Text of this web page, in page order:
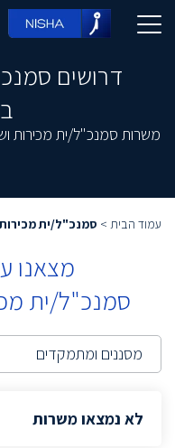
דרושים
משרות סמנכ"ל/ית מכירות
עמוד הבית > סמנכ"ל/ית מכירות
מצאנו
סמנכ"ל/ית
מסננים ומתמקדים
לא נמצאו משרות